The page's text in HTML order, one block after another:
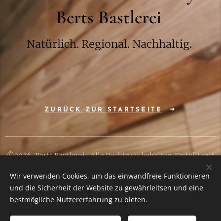
hand
elte
kerze
Holz
die
kte
Aufb
Berts Bastlerei
Natürlich. Regional. Nachhaltig.
ZURÜCK ZUR STARTSEITE
©2026, Berts Bastlerei, Alle Rechte vorbehalten. Erstellt mit
Cookies
Wir verwenden Cookies, um das einwandfreie Funktionieren
und die Sicherheit der Website zu gewährleitsen und eine
bestmögliche Nutzererfahrung zu bieten.